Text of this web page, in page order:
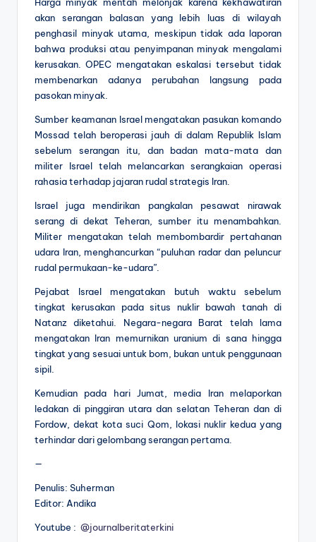
akan serangan balasan yang lebih luas di wilayah
penghasil minyak utama, meskipun tidak ada laporan
bahwa produksi atau penyimpanan minyak mengalami
kerusakan. OPEC mengatakan eskalasi tersebut tidak
membenarkan adanya perubahan langsung pada
pasokan minyak.
Sumber keamanan Israel mengatakan pasukan komando
Mossad telah beroperasi jauh di dalam Republik Islam
sebelum serangan itu, dan badan mata-mata dan
militer Israel telah melancarkan serangkaian operasi
rahasia terhadap jajaran rudal strategis Iran.
Israel juga mendirikan pangkalan pesawat nirawak
serang di dekat Teheran, sumber itu menambahkan.
Militer mengatakan telah membombardir pertahanan
udara Iran, menghancurkan “puluhan radar dan peluncur
rudal permukaan-ke-udara”.
Pejabat Israel mengatakan butuh waktu sebelum
tingkat kerusakan pada situs nuklir bawah tanah di
Natanz diketahui. Negara-negara Barat telah lama
mengatakan Iran memurnikan uranium di sana hingga
tingkat yang sesuai untuk bom, bukan untuk penggunaan
sipil.
Kemudian pada hari Jumat, media Iran melaporkan
ledakan di pinggiran utara dan selatan Teheran dan di
Fordow, dekat kota suci Qom, lokasi nuklir kedua yang
terhindar dari gelombang serangan pertama.
—
Penulis: Suherman
Editor: Andika
Youtube : @journalberitaterkini